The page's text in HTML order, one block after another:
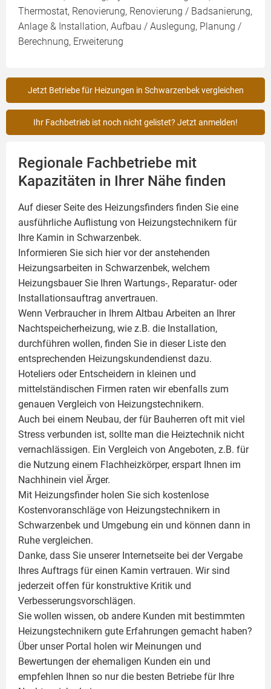
Thermostat, Renovierung, Renovierung / Badsanierung,
Anlage & Installation, Aufbau / Auslegung, Planung /
Berechnung, Erweiterung
Jetzt Betriebe für Heizungen in Schwarzenbek vergleichen
Ihr Fachbetrieb ist noch nicht gelistet? Jetzt anmelden!
Regionale Fachbetriebe mit
Kapazitäten in Ihrer Nähe finden
Auf dieser Seite des Heizungsfinders finden Sie eine
ausführliche Auflistung von Heizungstechnikern für
Ihre Kamin in Schwarzenbek.
Informieren Sie sich hier vor der anstehenden
Heizungsarbeiten in Schwarzenbek, welchem
Heizungsbauer Sie Ihren Wartungs-, Reparatur- oder
Installationsauftrag anvertrauen.
Wenn Verbraucher in Ihrem Altbau Arbeiten an Ihrer
Nachtspeicherheizung, wie z.B. die Installation,
durchführen wollen, finden Sie in dieser Liste den
entsprechenden Heizungskundendienst dazu.
Hoteliers oder Entscheidern in kleinen und
mittelständischen Firmen raten wir ebenfalls zum
genauen Vergleich von Heizungstechnikern.
Auch bei einem Neubau, der für Bauherren oft mit viel
Stress verbunden ist, sollte man die Heiztechnik nicht
vernachlässigen. Ein Vergleich von Angeboten, z.B. für
die Nutzung einem Flachheizkörper, erspart Ihnen im
Nachhinein viel Ärger.
Mit Heizungsfinder holen Sie sich kostenlose
Kostenvoranschläge von Heizungstechnikern in
Schwarzenbek und Umgebung ein und können dann in
Ruhe vergleichen.
Danke, dass Sie unserer Internetseite bei der Vergabe
Ihres Auftrags für einen Kamin vertrauen. Wir sind
jederzeit offen für konstruktive Kritik und
Verbesserungsvorschlägen.
Sie wollen wissen, ob andere Kunden mit bestimmten
Heizungstechnikern gute Erfahrungen gemacht haben?
Über unser Portal holen wir Meinungen und
Bewertungen der ehemaligen Kunden ein und
empfehlen Ihnen so nur die besten Betriebe für Ihre